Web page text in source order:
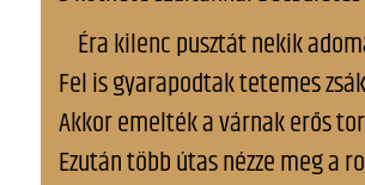
Íra kilenc pusztát nekik
Fel is gyarapodtak tetemes
Akkor emelték a várnak erős
Ezután több útas nézze meg a